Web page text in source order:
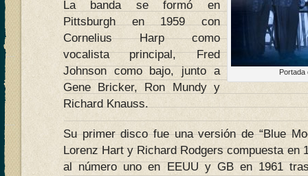
Portada
La banda se formó en
Pittsburgh en 1959 con
Cornelius Harp como
vocalista principal, Fred
Johnson como bajo, junto a
Gene Bricker, Ron Mundy y
Richard Knauss.
Su primer disco fue una versión de “Blue
Lorenz Hart y Richard Rodgers compuesta en
al número uno en EEUU y GB en 1961